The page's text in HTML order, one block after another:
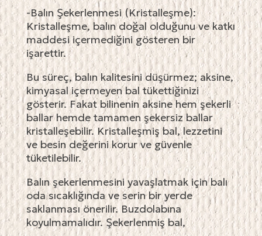
-Balın Şekerlenmesi (Kristalleşme):
Kristalleşme, balın doğal olduğunu ve katkı
maddesi içermediğini gösteren bir
işarettir.
Bu süreç, balın kalitesini düşürmez; aksine,
kimyasal içermeyen bal tükettiğinizi
gösterir. Fakat bilinenin aksine hem şekerli
ballar hemde tamamen şekersiz ballar
kristalleşebilir. Kristalleşmiş bal, lezzetini
ve besin değerini korur ve güvenle
tüketilebilir.
Balın şekerlenmesini yavaşlatmak için balı
oda sıcaklığında ve serin bir yerde
saklanması önerilir. Buzdolabına
koyulmamalıdır. Şekerlenmiş bal,